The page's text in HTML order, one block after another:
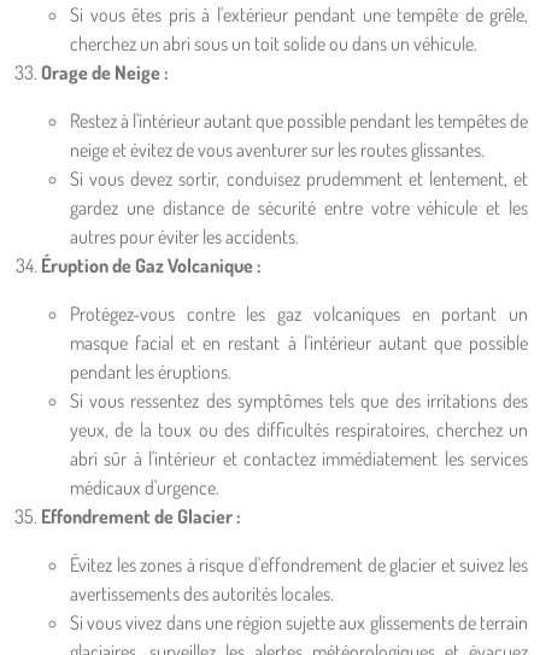
Si vous êtes pris à l'extérieur pendant une tempête de grêle,
cherchez un abri sous un toit solide ou dans un véhicule.
Orage de Neige :
Restez à l'intérieur autant que possible pendant les tempêtes de
neige et évitez de vous aventurer sur les routes glissantes.
Si vous devez sortir, conduisez prudemment et lentement, et
gardez une distance de sécurité entre votre véhicule et les
autres pour éviter les accidents.
Éruption de Gaz Volcanique :
Protégez-vous contre les gaz volcaniques en portant un
masque facial et en restant à l'intérieur autant que possible
pendant les éruptions.
Si vous ressentez des symptômes tels que des irritations des
yeux, de la toux ou des difficultés respiratoires, cherchez un
abri sûr à l'intérieur et contactez immédiatement les services
médicaux d'urgence.
Effondrement de Glacier :
Évitez les zones à risque d'effondrement de glacier et suivez les
avertissements des autorités locales.
Si vous vivez dans une région sujette aux glissements de terrain